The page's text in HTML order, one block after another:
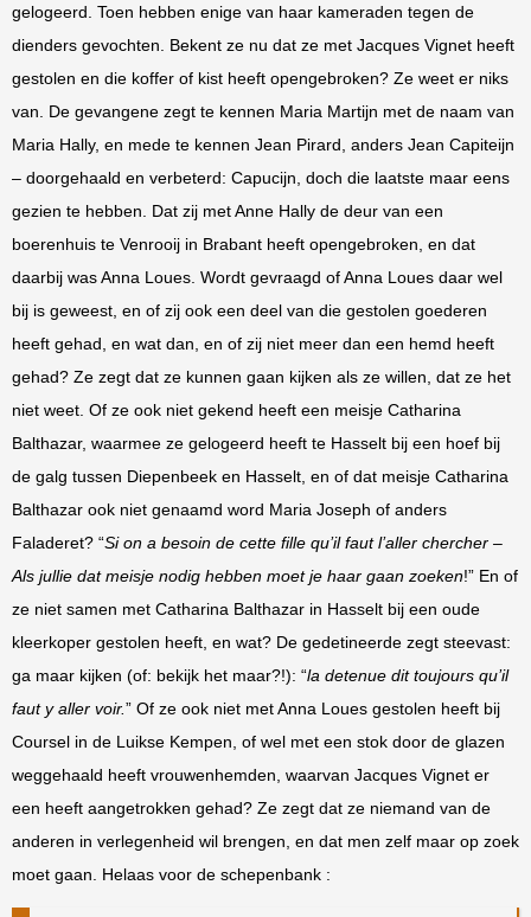
gelogeerd. Toen hebben enige van haar kameraden tegen de
dienders gevochten. Bekent ze nu dat ze met Jacques Vignet heeft
gestolen en die koffer of kist heeft opengebroken? Ze weet er niks
van. De gevangene zegt te kennen Maria Martijn met de naam van
Maria Hally, en mede te kennen Jean Pirard, anders Jean Capiteijn
– doorgehaald en verbeterd: Capucijn, doch die laatste maar eens
gezien te hebben. Dat zij met Anne Hally de deur van een
boerenhuis te Venrooij in Brabant heeft opengebroken, en dat
daarbij was Anna Loues. Wordt gevraagd of Anna Loues daar wel
bij is geweest, en of zij ook een deel van die gestolen goederen
heeft gehad, en wat dan, en of zij niet meer dan een hemd heeft
gehad? Ze zegt dat ze kunnen gaan kijken als ze willen, dat ze het
niet weet. Of ze ook niet gekend heeft een meisje Catharina
Balthazar, waarmee ze gelogeerd heeft te Hasselt bij een hoef bij
de galg tussen Diepenbeek en Hasselt, en of dat meisje Catharina
Balthazar ook niet genaamd word Maria Joseph of anders
Faladeret? “Si on a besoin de cette fille qu’il faut l’aller chercher –
Als jullie dat meisje nodig hebben moet je haar gaan zoeken!” En of
ze niet samen met Catharina Balthazar in Hasselt bij een oude
kleerkoper gestolen heeft, en wat? De gedetineerde zegt steevast:
ga maar kijken (of: bekijk het maar?!): “la detenue dit toujours qu’il
faut y aller voir.” Of ze ook niet met Anna Loues gestolen heeft bij
Coursel in de Luikse Kempen, of wel met een stok door de glazen
weggehaald heeft vrouwenhemden, waarvan Jacques Vignet er
een heeft aangetrokken gehad? Ze zegt dat ze niemand van de
anderen in verlegenheid wil brengen, en dat men zelf maar op zoek
moet gaan. Helaas voor de schepenbank :